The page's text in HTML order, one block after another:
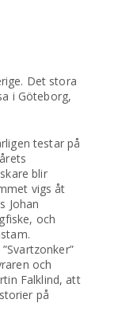
Det stora
i Göteborg,
testar på
blir
vigs åt
Johan
och
och
Falklind, att
på